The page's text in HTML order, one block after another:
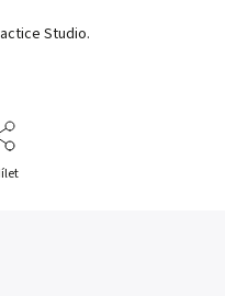
Studio.